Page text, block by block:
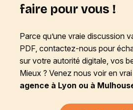
faire pour vous !
Parce qu’une vraie discussion
PDF, contactez-nous pour
sur votre autorité digitale, vos
Mieux ? Venez nous voir en
agence à Lyon ou à